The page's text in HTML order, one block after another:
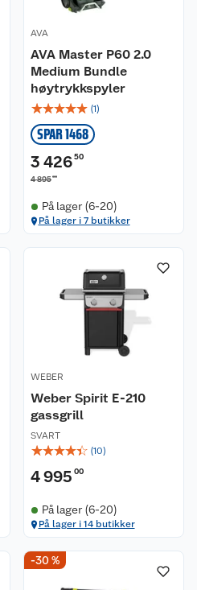
AVA
AVA Master P60 2.0
Medium Bundle
høytrykkspyler
☆☆☆☆☆ (1)
SPAR 1468
3 42650
4 89500
På lager (6-20)
På lager i 7 butikker
WEBER
Weber Spirit E-210
gassgrill
SVART
☆☆☆☆☆ (10)
4 995 00
På lager (6-20)
På lager i 14 butikker
-30 %